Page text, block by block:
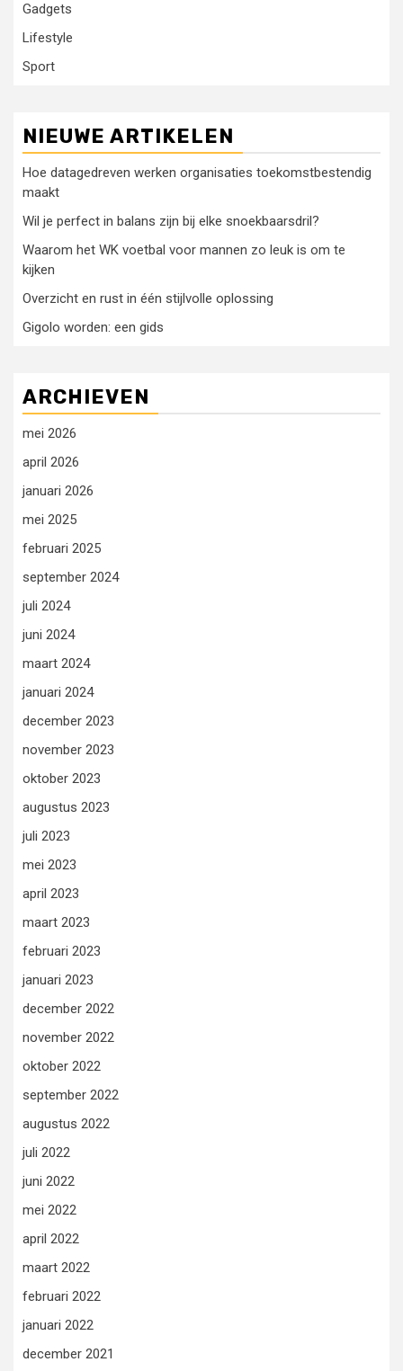
Gadgets
Lifestyle
Sport
NIEUWE ARTIKELEN
Hoe datagedreven werken organisaties toekomstbestendig
maakt
Wil je perfect in balans zijn bij elke snoekbaarsdril?
Waarom het WK voetbal voor mannen zo leuk is om te
kijken
Overzicht en rust in één stijlvolle oplossing
Gigolo worden: een gids
ARCHIEVEN
mei 2026
april 2026
januari 2026
mei 2025
februari 2025
september 2024
juli 2024
juni 2024
maart 2024
januari 2024
december 2023
november 2023
oktober 2023
augustus 2023
juli 2023
mei 2023
april 2023
maart 2023
februari 2023
januari 2023
december 2022
november 2022
oktober 2022
september 2022
augustus 2022
juli 2022
juni 2022
mei 2022
april 2022
maart 2022
februari 2022
januari 2022
december 2021